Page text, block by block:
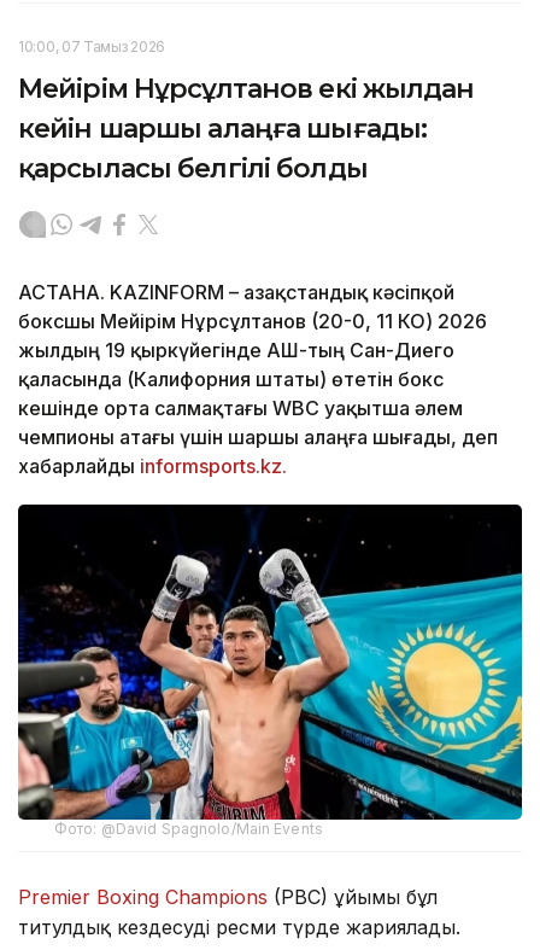
10:00, 07 Тамыз 2026
Мейірім Нұрсұлтанов екі жылдан
кейін шаршы алаңға шығады:
қарсыласы белгілі болды
АСТАНА. KAZINFORM – Қазақстандық кәсіпқой
боксшы Мейірім Нұрсұлтанов (20-0, 11 КО) 2026
жылдың 19 қыркүйегінде АҚШ-тың Сан-Диего
қаласында (Калифорния штаты) өтетін бокс
кешінде орта салмақтағы WBC уақытша әлем
чемпионы атағы үшін шаршы алаңға шығады, деп
хабарлайды informsports.kz.
Фото: @David Spagnolo/Main Events
Premier Boxing Champions (PBC) ұйымы бұл
титулдық кездесуді ресми түрде жариялады.